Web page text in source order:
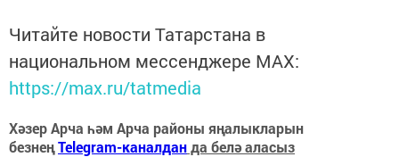
Читайте новости Татарстана в
национальном мессенджере MАХ:
https://max.ru/tatmedia
Хәзер Арча һәм Арча районы яңалыкларын
безнеңTelegram-каналданда белә аласыз